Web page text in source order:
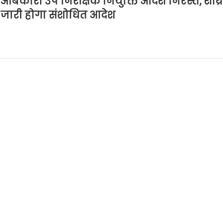
जारी होगा संशोधित आदेश